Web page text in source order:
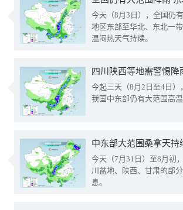
今天（8月3日），全国仍
地区东部至华北、东北一
温闷热天气持续。
今起三天（8月2日至4日
我国中东部仍有大范围高
中东部大范围桑拿天
今天（7月31日）至8月初
川盆地、陕西、甘肃的部
息。